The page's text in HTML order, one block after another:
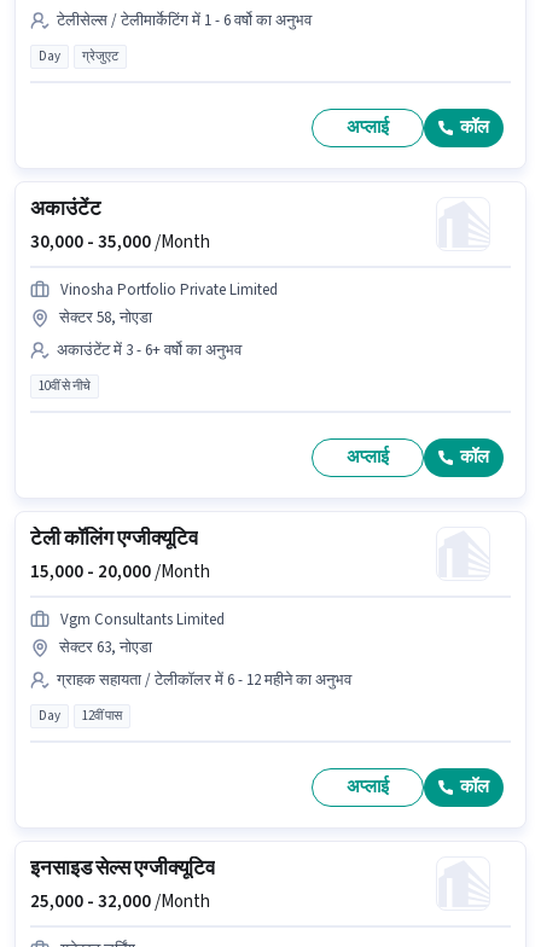
टेलीसेल्स / टेलीमार्केटिंग में 1 - 6 वर्षो का अनुभव
Day ग्रेजुएट
अप्लाई कॉल
अकाउंटेंट
30,000 -35,000/Month
Vinosha Portfolio Private Limited
सेक्टर 58, नोएडा
अकाउंटेंट में 3 - 6+ वर्षो का अनुभव
10वीं से नीचे
अप्लाई कॉल
टेली कॉलिंग एग्जीक्यूटिव
15,000 - 20,000/Month
Vgm Consultants Limited
सेक्टर 63, नोएडा
ग्राहक सहायता / टेलीकॉलर में 6 - 12 महीने का अनुभव
Day 12वीं पास
अप्लाई कॉल
इनसाइड सेल्स एग्जीक्यूटिव
25,000 -32,000/Month